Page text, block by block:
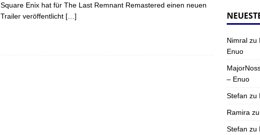
Square Enix hat für The Last Remnant Remastered einen neuen
Trailer veröffentlicht […]
Nimralzu
Enuo
– Enuo
Stefan zu
Ramira zu
Stefan zu